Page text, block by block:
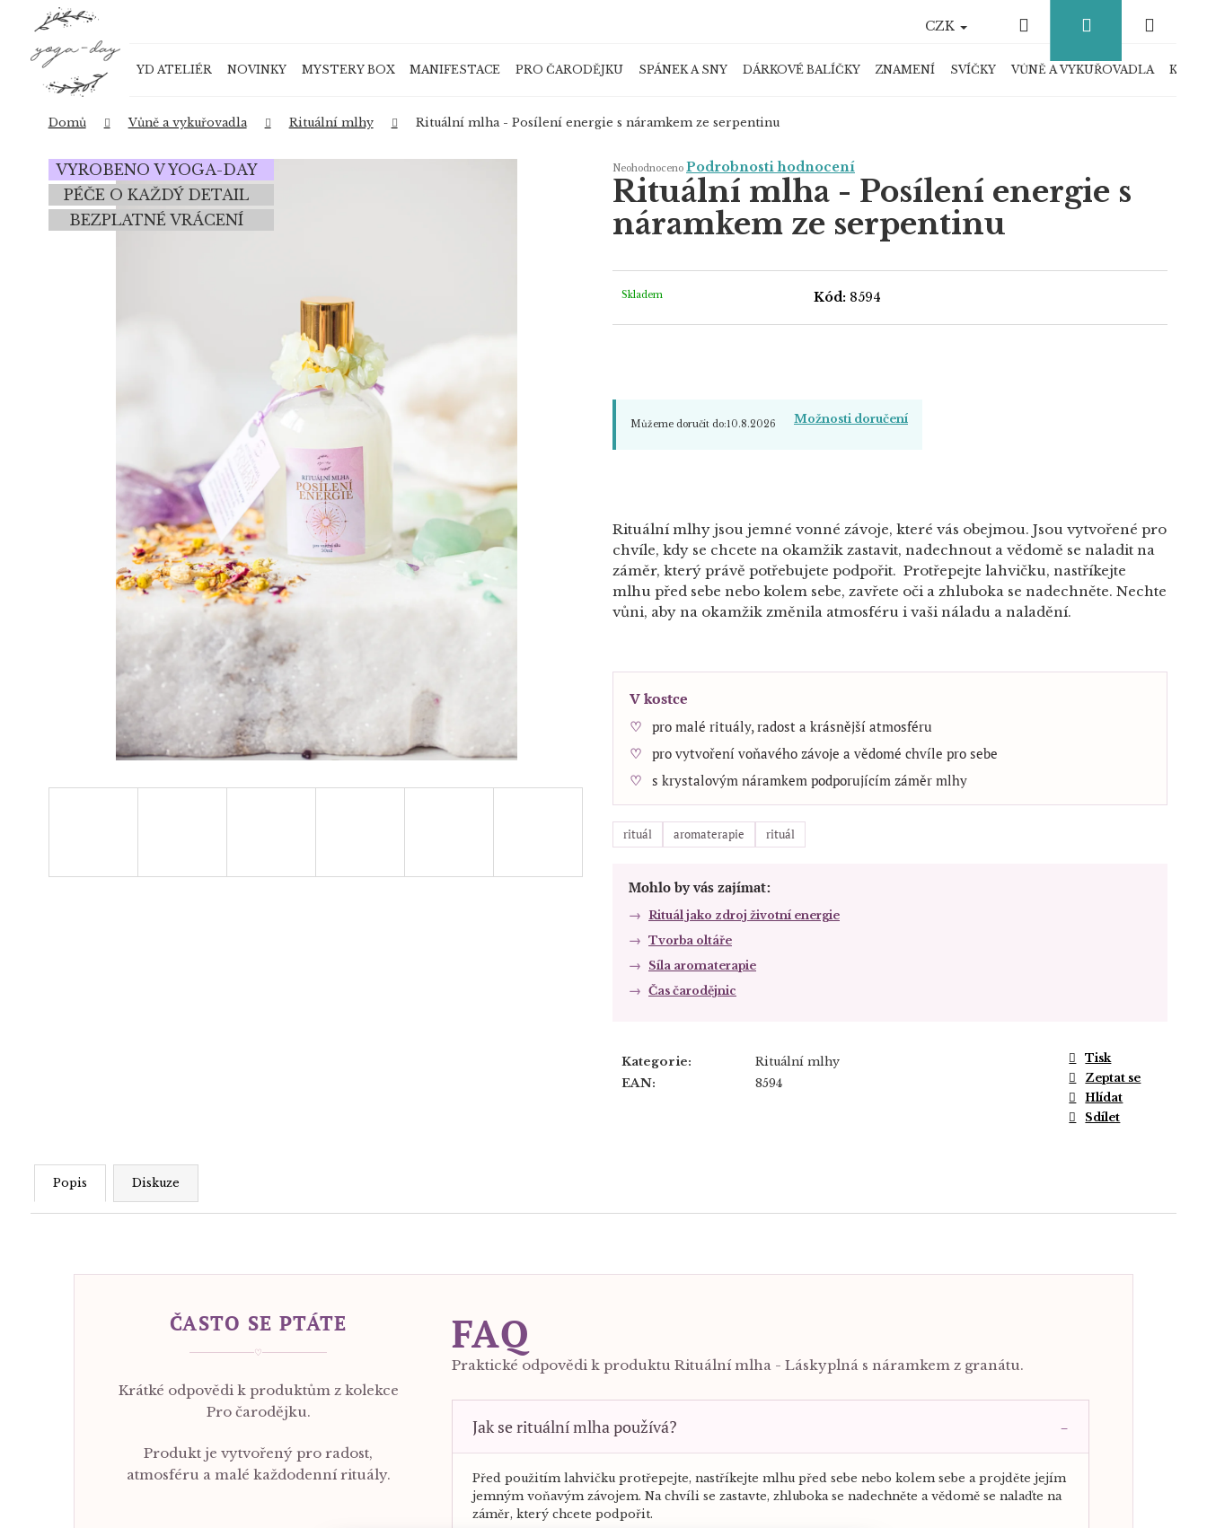
YD ATELIÉR
NOVINKY MYSTERY BOX MANIFESTACE PRO ČARODĚJKU SPÁNEK A SNY DÁRKOVÉ BALÍČKY ZNAMENÍ SVÍČKY VŮNĚ A VYKUŘOVADLA
CZK Hledat Přihlášení
košík
Domů Vůně a vykuřovadla Rituální mlhy Rituální mlha - Posílení energie s náramkem ze serpentinu
Průměrné
hodnocení
produktu
je
z
5
Neohodnoceno Podrobnosti hodnocení
Rituální mlha - Posílení energie s
náramkem ze serpentinu
Skladem Kód: 8594
Můžeme doručit do:10.8.2026 Možnosti doručení
Rituální mlhy jsou jemné vonné závoje, které vás obejmou. Jsou vytvořené pro
chvíle, kdy se chcete na okamžik zastavit, nadechnout a vědomě se naladit na
záměr, který právě potřebujete podpořit. Protřepejte lahvičku, nastříkejte
mlhu před sebe nebo kolem sebe, zavřete oči a zhluboka se nadechněte. Nechte
vůni, aby na okamžik změnila atmosféru i vaši náladu a naladění.
V kostce
pro malé rituály, radost a krásnější atmosféru
pro vytvoření voňavého závoje a vědomé chvíle pro sebe
s krystalovým náramkem podporujícím záměr mlhy
rituál aromaterapie rituál
Mohlo by vás zajímat:
Rituál jako zdroj životní energie
Tvorba oltáře
Síla aromaterapie
Čas čarodějnic
Kategorie: Rituální mlhy
EAN: 8594
Tisk
Zeptat se
Hlídat
Sdílet
VYROBENO V YOGA-DAY
PÉČE O KAŽDÝ DETAIL
BEZPLATNÉ VRÁCENÍ
Popis Diskuze
ČASTO SE PTÁTE
♡
Krátké odpovědi k produktům z kolekce
Pro čarodějku.
Produkt je vytvořený pro radost,
atmosféru a malé každodenní rituály.
FAQ
Praktické odpovědi k produktu Rituální mlha - Láskyplná s náramkem z granátu.
Jak se rituální mlha používá?
Před použitím lahvičku protřepejte, nastříkejte mlhu před sebe nebo kolem sebe a projděte jejím
jemným voňavým závojem. Na chvíli se zastavte, zhluboka se nadechněte a vědomě se nalaďte na
záměr, který chcete podpořit.
Zpět
do
obchodu
Zpět
do
obchodu
Co potřebujete najít?
HLEDAT
Doporučujeme